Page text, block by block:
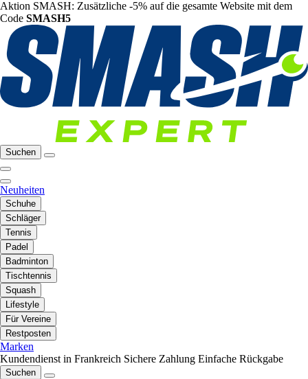
Aktion SMASH: Zusätzliche -5% auf die gesamte Website mit dem
Code SMASH5
Suchen
Neuheiten
Schuhe
Schläger
Tennis
Padel
Badminton
Tischtennis
Squash
Lifestyle
Für Vereine
Restposten
Marken
Kundendienst in Frankreich Sichere Zahlung Einfache Rückgabe
Suchen